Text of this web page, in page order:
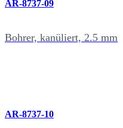
AR-8737-09
Bohrer, kanüliert, 2.5 mm
AR-8737-10